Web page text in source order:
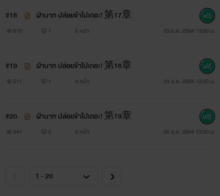
#18 ฝ่าบาท ปล่อยข้าไปเถอะ! 第17章
510 1 5 หน้า 23 ธ.ค. 2564 13:00 น.
#19 ฝ่าบาท ปล่อยข้าไปเถอะ! 第18章
511 1 4 หน้า 24 ธ.ค. 2564 13:00 น.
#20 ฝ่าบาท ปล่อยข้าไปเถอะ! 第19章
541 2 5 หน้า 25 ธ.ค. 2564 13:00 น.